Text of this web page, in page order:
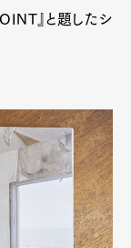
』と題したシ